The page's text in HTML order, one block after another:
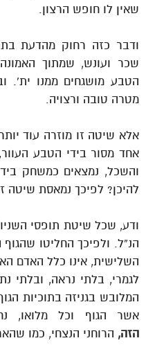
שאין לו חופש הרצון.
ודבר כזה רחוק מהדעת
שכר ועונש, שמתוך
הטבע מושגחים ממנו ית’.
מטרה טובה ורצויה.
אלא שיטה זו מוזרה עוד
אחד מסור בידי הטבע
והשכל, נמצאים כמשחק
להיכן? לפיכך נמאסת שיטה
ודע, שכל שיטת תופסי
הנ”ל. ולפיכך החליטו
השלישית, אינו כלל האדם
לגמרי, בלתי נראה, ובלתי
המלובש בגניזה בתוכיות
אשר הגוף וכל מלואו,
הזה, הרוחני הנצחי, כמו